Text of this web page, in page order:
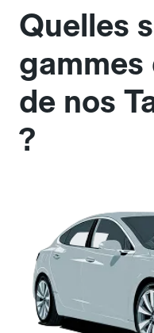
Quelles
gammes
de nos
?